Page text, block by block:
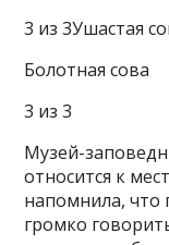
3 из 3Ушастая
Болотная сова
3 из 3
Музей-
относится к
напомнила, что
громко